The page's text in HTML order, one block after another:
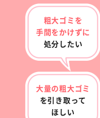
粗大ゴミを
手間をかけずに
処分したい
大量の粗大ゴミ
を引き取って
ほしい